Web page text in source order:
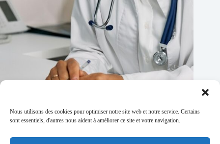
Nous utilisons des cookies pour optimiser notre site web et notre service. Certains
sont essentiels, d'autres nous aident à améliorer ce site et votre navigation.
Déserts médicaux : 1 patient sur 4 confronté à un refus de